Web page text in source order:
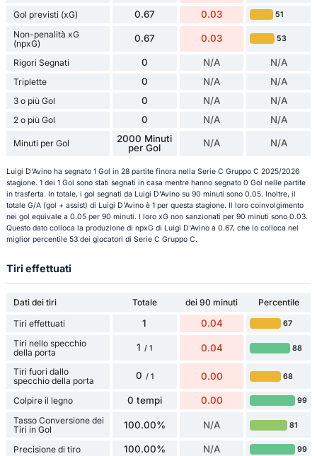
Gol previsti (xG) 0.67 0.03 51
Non-penalità xG
(npxG)
0.67 0.03 53
Rigori Segnati 0 N/A N/A
Triplette 0 N/A N/A
3 o più Gol 0 N/A N/A
2 o più Gol 0 N/A N/A
Minuti per Gol
2000 Minuti
per Gol
N/A N/A
Luigi D'Avino ha segnato 1 Gol in 28 partite finora nella Serie C Gruppo C 2025/2026
stagione. 1 dei 1 Gol sono stati segnati in casa mentre hanno segnato 0 Gol nelle partite
in trasferta. In totale, i gol segnati da Luigi D'Avino su 90 minuti sono 0.05. Inoltre, il
totale G/A (gol + assist) di Luigi D'Avino è 1 per questa stagione. Il loro coinvolgimento
nei gol equivale a 0.05 per 90 minuti. I loro xG non sanzionati per 90 minuti sono 0.03.
Questo dato colloca la produzione di npxG di Luigi D'Avino a 0.67, che lo colloca nel
miglior percentile 53 dei giocatori di Serie C Gruppo C.
Tiri effettuati
Dati dei tiri Totale dei 90 minuti
Percentile
Tiri effettuati
1 0.04 67
Tiri nello specchio
della porta
1 / 1 0.04 88
Tiri fuori dallo
specchio della porta
0 / 1 0.00 68
Colpire il legno 0 tempi 0.00 99
Tasso Conversione dei
Tiri in Gol
100.00% N/A 81
Precisione di tiro 100.00% N/A 99